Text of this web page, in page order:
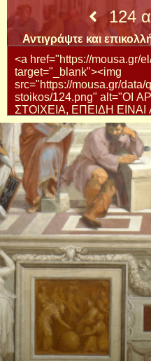
124
Αντιγράψτε και